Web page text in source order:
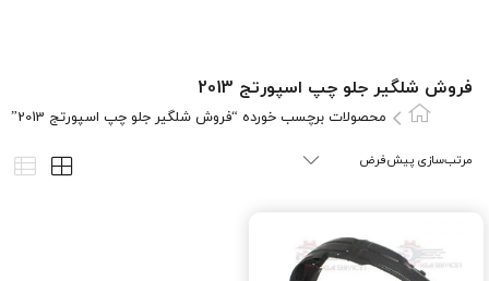
فروش شلگیر جلو چپ اسپورتج 2013
محصولات برچسب خورده “فروش شلگیر جلو چپ اسپورتج 2013”